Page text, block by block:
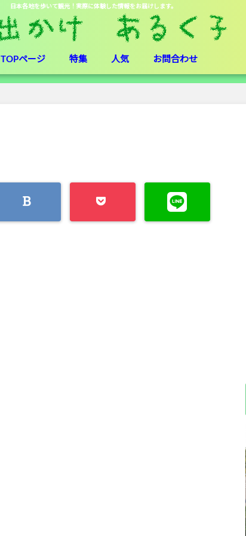
日本各地を歩いて観光！実際に体験した情報をお届けします。
TOPページ 特集 人気 お問合わせ